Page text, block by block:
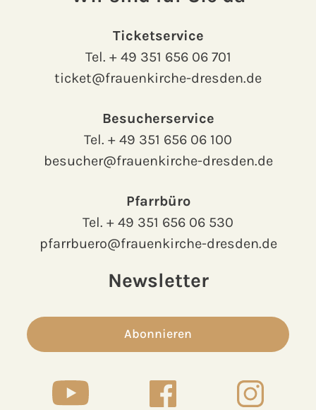
Ticketservice
Tel. + 49 351 656 06 701
ticket@frauenkirche-dresden.de
Besucherservice
Tel. + 49 351 656 06 100
besucher@frauenkirche-dresden.de
Pfarrbüro
Tel. + 49 351 656 06 530
pfarrbuero@frauenkirche-dresden.de
Newsletter
Abonnieren